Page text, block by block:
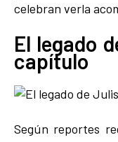
celebran verla
El legado
capítulo
Según reportes